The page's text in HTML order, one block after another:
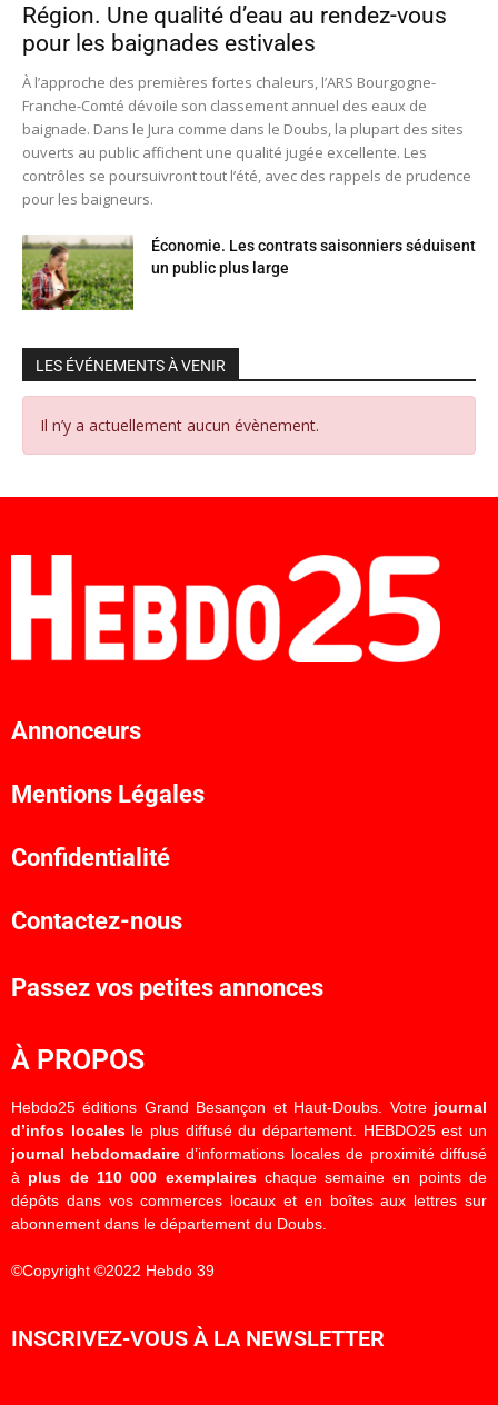
Région. Une qualité d’eau au rendez-vous
pour les baignades estivales
À l’approche des premières fortes chaleurs, l’ARS Bourgogne-
Franche-Comté dévoile son classement annuel des eaux de
baignade. Dans le Jura comme dans le Doubs, la plupart des sites
ouverts au public affichent une qualité jugée excellente. Les
contrôles se poursuivront tout l’été, avec des rappels de prudence
pour les baigneurs.
Économie. Les contrats saisonniers séduisent
un public plus large
LES ÉVÉNEMENTS À VENIR
Il n’y a actuellement aucun évènement.
Annonceurs
Mentions Légales
Confidentialité
Contactez-nous
Passez vos petites annonces
À PROPOS
Hebdo25 éditions Grand Besançon et Haut-Doubs. Votre journal
d’infos localesle plus diffusé du département. HEBDO25 est un
journal hebdomadaired’informations locales de proximité diffusé
à plus de 110 000 exemplaireschaque semaine en points de
dépôts dans vos commerces locaux et en boîtes aux lettres sur
abonnement dans le département du Doubs.
©Copyright ©2022 Hebdo 39
INSCRIVEZ-VOUS À LA NEWSLETTER